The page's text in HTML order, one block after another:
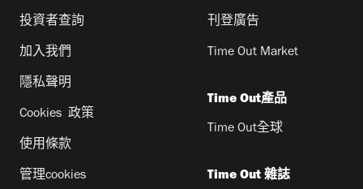
投資者查詢
加入我們
隱私聲明
Cookies 政策
使用條款
管理cookies
刊登廣告
Time Out Market
Time Out產品
Time Out全球
Time Out 雜誌